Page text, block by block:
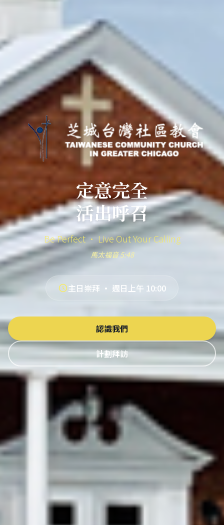
定意完全
活出呼召
Be Perfect · Live Out Your Calling
馬太福音 5:48
主日崇拜 · 週日上午 10:00
認識我們
計劃拜訪